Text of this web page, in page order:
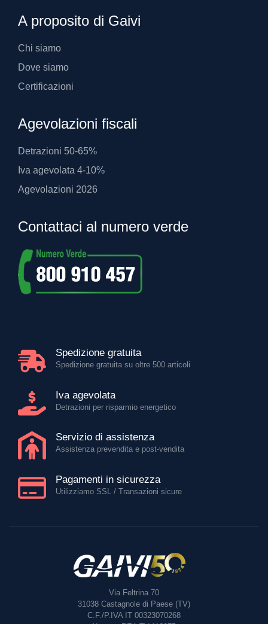
A proposito di Gaivi
Chi siamo
Dove siamo
Certificazioni
Agevolazioni fiscali
Detrazioni 50-65%
Iva agevolata 4-10%
Agevolazioni 2026
Contattaci al numero verde
Spedizione gratuita
Spedizione gratuita su oltre 500 articoli
Iva agevolata
Detrazioni per risparmio energetico
Servizio di assistenza
Assistenza prevendita e post-vendita
Pagamenti in sicurezza
Utilizziamo SSL / Transazioni sicure
Via Feltrina 70
31038 Castagnole di Paese (TV)
C.F./P.IVA IT 00323070268